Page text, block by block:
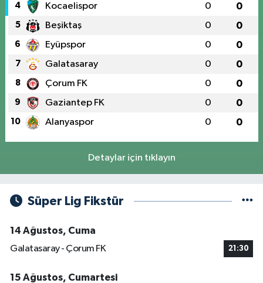
4 Kocaelispor 0 0
5 Beşiktaş 0 0
6 Eyüpspor 0 0
7 Galatasaray 0 0
8 Çorum FK 0 0
9 Gaziantep FK 0 0
10 Alanyaspor 0 0
Detaylar için tıklayın
Süper Lig Fikstür
14 Ağustos, Cuma
Galatasaray - Çorum FK
21:30
15 Ağustos, Cumartesi